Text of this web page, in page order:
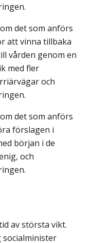
det som anförs
att vinna tillbaka
vården genom en
med fler
och
det som anförs
förslagen i
början i de
och
av största vikt.